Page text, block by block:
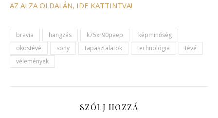
AZ ALZA OLDALÁN, IDE KATTINTVA!
bravia hangzás k75xr90paep
képminőség
okostévé
sony tapasztalatok technológia
tévé
vélemények
SZÓLJ HOZZÁ